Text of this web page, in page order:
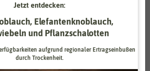
Statistik
Funktional
Jetzt entdecken:
Elefantenknoblauch,
und Pflanzschalotten
aufgrund regionaler Ertragseinbußen
durch Trockenheit.